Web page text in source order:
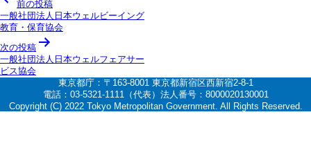
稿
ナ
ビ
ゲ
シ
前の投稿
一般社団法人日本ウェルビーイング
教育・保育協会
次の投稿
一般社団法人日本ウェルフェアサー
ビス協会
東京都庁：〒163-8001 東京都新宿区西新宿2-8-1
電話：03-5321-1111（代表）法人番号：8000020130001
Copyright (C) 2022 Tokyo Metropolitan Government. All Rights Reserved.